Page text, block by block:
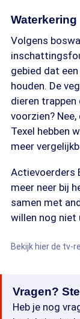
Waterkering
Volgens
gebied dat
houden. De
dieren trappen
voorzien?
Texel hebben
meer
Actievoerders
meer neer bij
samen met
willen nog niet
Bekijk hier de tv-
Vragen?
Heb je nog